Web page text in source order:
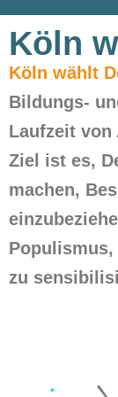
Köln
Köln wählt
Bildungs-
Laufzeit von
Ziel ist es,
machen,
zu